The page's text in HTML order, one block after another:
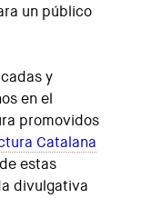
un público
y
en el
promovidos
Catalana
estas
divulgativa